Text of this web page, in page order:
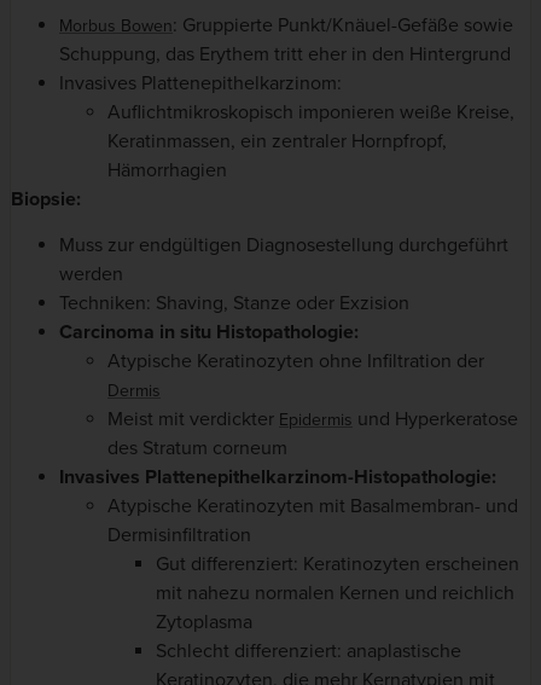
Morbus Bowen: Gruppierte Punkt/Knäuel-Gefäße sowie
Schuppung, das Erythem tritt eher in den Hintergrund
Invasives Plattenepithelkarzinom:
Auflichtmikroskopisch imponieren weiße Kreise,
Keratinmassen, ein zentraler Hornpfropf,
Hämorrhagien
Biopsie:
Muss zur endgültigen Diagnosestellung durchgeführt
werden
Techniken: Shaving, Stanze oder Exzision
Carcinoma in situ Histopathologie:
Atypische Keratinozyten ohne Infiltration der
Dermis
Meist mit verdickter Epidermis und Hyperkeratose
des Stratum corneum
Invasives Plattenepithelkarzinom-Histopathologie:
Atypische Keratinozyten mit Basalmembran- und
Dermisinfiltration
Gut differenziert: Keratinozyten erscheinen
mit nahezu normalen Kernen und reichlich
Zytoplasma
Schlecht differenziert: anaplastische
Keratinozyten, die mehr Kernatypien mit